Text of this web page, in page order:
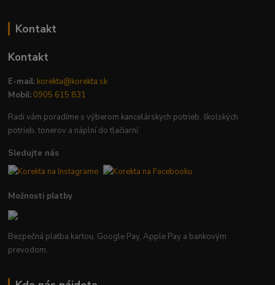
Kontakt
Kontakt
E-mail: korekta@korekta.sk
Mobil: 0905 615 831
Radi vám poradíme s výberom kancelárskych potrieb, školských
potrieb, tonerov a náplní do tlačiarní.
Sledujte nás
Možnosti platby
Bezpečná platba kartou, Google Pay, Apple Pay a bankovým
prevodom.